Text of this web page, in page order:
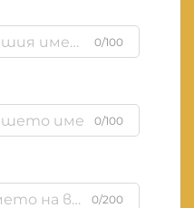
0/100
0/100
0/200